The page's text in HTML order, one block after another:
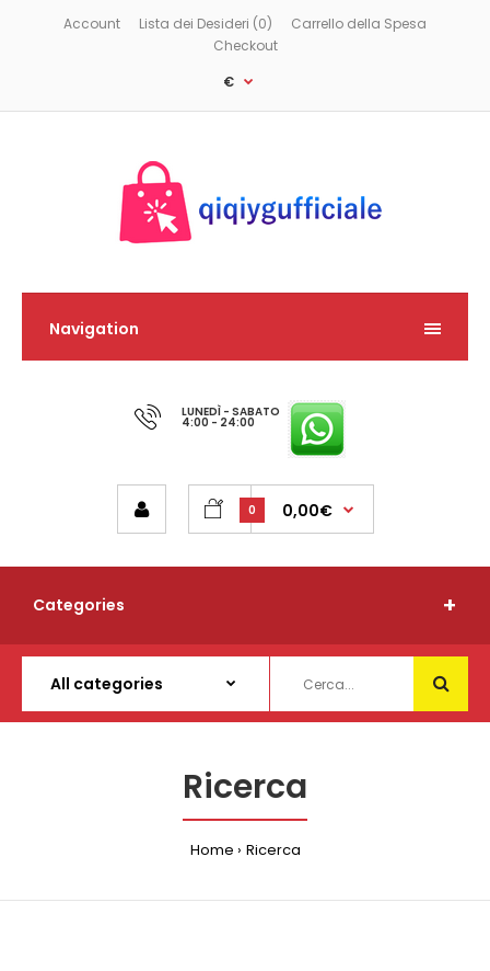
Account Lista dei Desideri (0)
Carrello della Spesa
Checkout
€
Navigation
LUNEDÌ - SABATO
4:00 - 24:00
0 0,00€
Categories
Ricerca
Home Ricerca